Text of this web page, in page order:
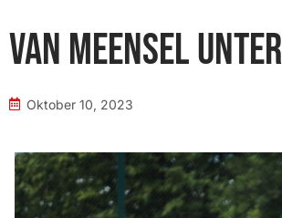
Van Meensel
Oktober 10, 2023